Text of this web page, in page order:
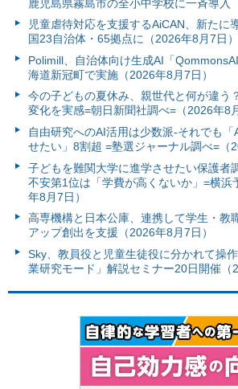
鹿児島県霧島市の全小中学校に一斉導入
児童虐待対応を支援するAiCAN、新たに
国23自治体・65拠点に（2026年8月7日）
Polimill、自治体向け生成AI「
海道新冠町で実施（2026年8月7日）
今の子どもの夏休み、親世代と何が違う
変化を実感=朝日新聞社調べ=（2026年8
自由研究へのAI活用は少数派-それでも
せたい」8割超 =塾選ジャーナル調べ=（
子どもを難関大学に進学させたい保護者
不安第1位は「学費が高くないか」=横浜
年8月7日）
高専機構と日本公庫、連携して学生・教
アップ創出を支援（2026年8月7日）
Sky、教員役と児童生徒役に分かれて操
業研究モード」解説セミナー20日開催（